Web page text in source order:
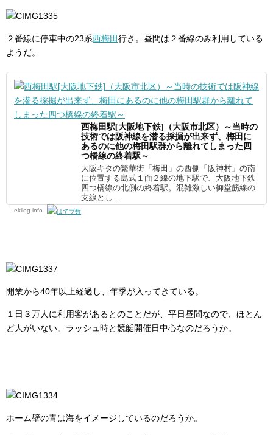
２番線に停車中の23系西梅田行き。昼間は２番線のみ利用している
ようだ。
西梅田駅[大阪地下鉄]（大阪市北区）～当時の
技術では阪神線を潜る採掘が出来ず、梅田に
あるのに他の梅田駅群から離れてしまった四
つ橋線の終着駅～
大阪キタの繁華街「梅田」の西側「阪神村」の南
に位置する島式１面２線の地下駅で、大阪地下鉄
四つ橋線の北側の終着駅。混雑激しい御堂筋線の
支線とし...
ekilog.info
開業から40年以上経過し、年季が入ってきている。
１日３万人に利用客があるとのことだが、平日昼間なので、ほとん
ど人がいない。ラッシュ時と競艇開催日中心なのだろうか。
ホーム壁の青は海をイメージしているのだろうか。